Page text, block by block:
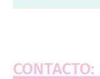
CONTACTO: